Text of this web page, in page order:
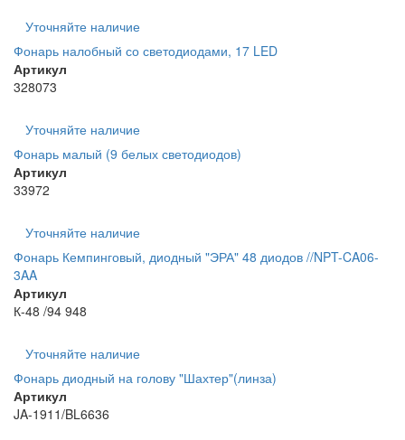
Уточняйте наличие
Фонарь налобный со светодиодами, 17 LED
Артикул
328073
Уточняйте наличие
Фонарь малый (9 белых светодиодов)
Артикул
33972
Уточняйте наличие
Фонарь Кемпинговый, диодный "ЭРА" 48 диодов //NPT-CA06-
3AA
Артикул
К-48 /94 948
Уточняйте наличие
Фонарь диодный на голову "Шахтер"(линза)
Артикул
JA-1911/BL6636